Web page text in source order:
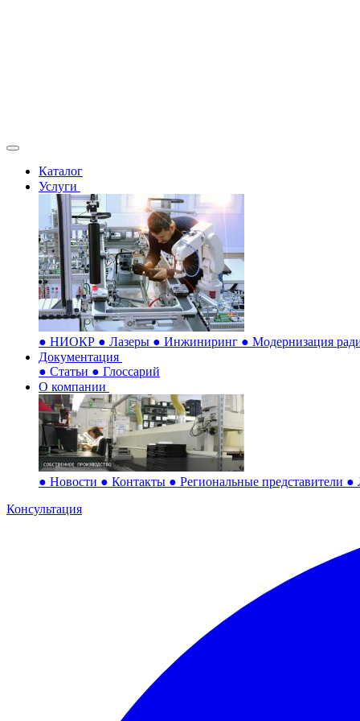
Каталог
Услуги
● НИОКР ● Лазеры ● Инжиниринг ● Модернизация
Документация
● Статьи ● Глоссарий
О компании
● Новости ● Контакты ● Региональные представители ●
Консультация